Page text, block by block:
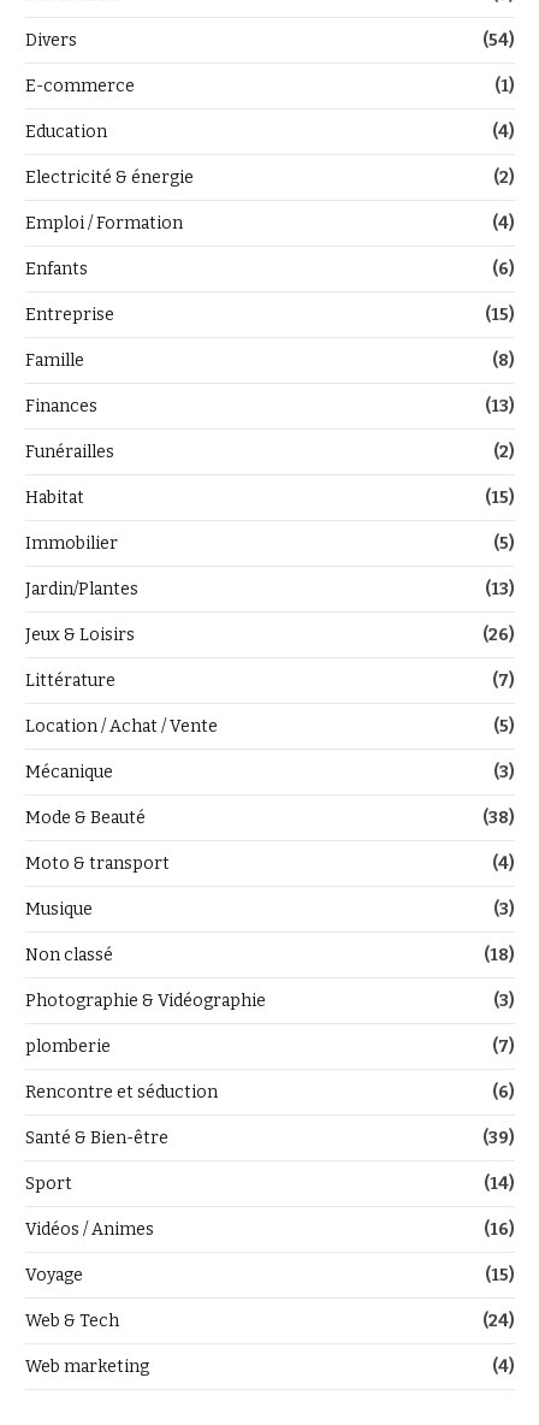
Divers (54)
E-commerce (1)
Education (4)
Electricité & énergie (2)
Emploi / Formation (4)
Enfants (6)
Entreprise (15)
Famille (8)
Finances (13)
Funérailles (2)
Habitat (15)
Immobilier (5)
Jardin/Plantes (13)
Jeux & Loisirs (26)
Littérature (7)
Location / Achat / Vente (5)
Mécanique (3)
Mode & Beauté (38)
Moto & transport (4)
Musique (3)
Non classé (18)
Photographie & Vidéographie (3)
plomberie (7)
Rencontre et séduction (6)
Santé & Bien-être (39)
Sport (14)
Vidéos / Animes (16)
Voyage (15)
Web & Tech (24)
Web marketing (4)